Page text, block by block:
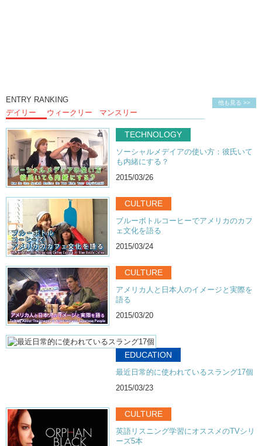
他も見る >>
ENTRY RANKING
デイリー
ウィークリー マンスリー
TECHNOLOGY
ソーシャルメデイアの使い方：彼氏いて
も内緒にする？
2015/03/26
CULTURE
ブルーボトルコーヒーでアメリカのカフ
ェ文化を語る
2015/03/24
CULTURE
アメリカ人と日本人のイメージと実際を
語る
2015/03/20
EDUCATION
最近日常的に使われているスラング17個
2015/03/23
CULTURE
英語リスニング学習にオススメのTVシリ
ーズ5本